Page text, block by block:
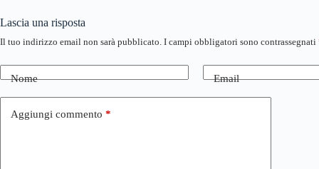
Lascia una risposta
Il tuo indirizzo email non sarà pubblicato. I campi obbligatori sono contrassegnati
Nome Email
Aggiungi commento *